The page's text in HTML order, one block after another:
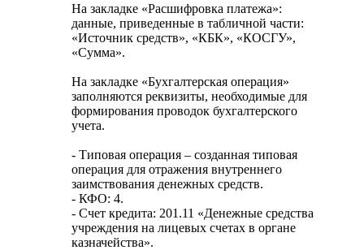
На закладке «Расшифровка платежа»:
данные, приведенные в табличной части:
«Источник средств», «КБК», «КОСГУ»,
«Сумма».
На закладке «Бухгалтерская операция»
заполняются реквизиты, необходимые для
формирования проводок бухгалтерского
учета.
- Типовая операция – созданная типовая
операция для отражения внутреннего
заимствования денежных средств.
- КФО: 4.
- Счет кредита: 201.11 «Денежные средства
учреждения на лицевых счетах в органе
казначейства».